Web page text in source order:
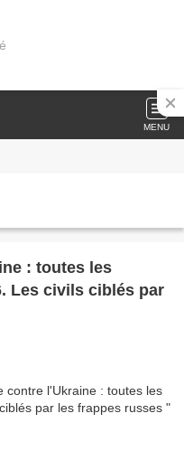
MENU
: toutes les
Les civils ciblés par